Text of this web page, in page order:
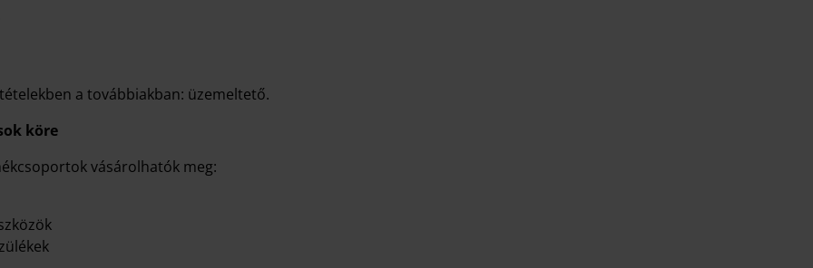
a továbbiakban: üzemeltető.
köre
vásárolhatók meg: